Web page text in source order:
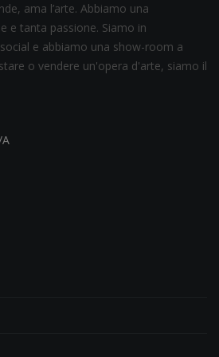
ama l’arte. Abbiamo una
e tanta passione. Siamo in
e abbiamo una show-room a
o vendere un'opera d'arte, siamo il